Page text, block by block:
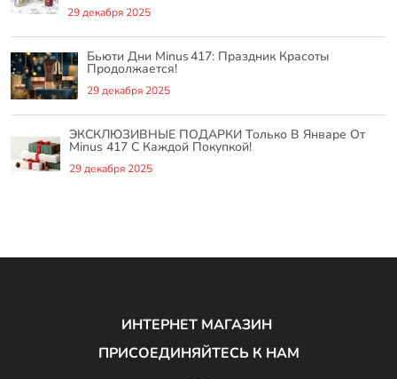
29 декабря 2025
Бьюти Дни Minus 417: Праздник Красоты
Продолжается!
29 декабря 2025
ЭКСКЛЮЗИВНЫЕ ПОДАРКИ Только В Январе От
Minus 417 С Каждой Покупкой!
29 декабря 2025
ИНТЕРНЕТ МАГАЗИН
ПРИСОЕДИНЯЙТЕСЬ К НАМ